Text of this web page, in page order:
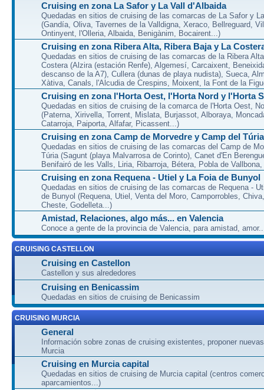
Cruising en zona La Safor y La Vall d'Albaida
Quedadas en sitios de cruising de las comarcas de La Safor y
(Gandía, Oliva, Tavernes de la Valldigna, Xeraco, Bellreguard,
Ontinyent, l'Olleria, Albaida, Benigànim, Bocairent...)
Cruising en zona Ribera Alta, Ribera Baja y La
Quedadas en sitios de cruising de las comarcas de la Ribera
Costera (Alzira (estación Renfe), Algemesí, Carcaixent,
descanso de la A7), Cullera (dunas de playa nudista), Sueca,
Xàtiva, Canals, l'Alcudia de Crespins, Moixent, la Font de la
Cruising en zona l'Horta Oest, l'Horta Nord y l'Horta
Quedadas en sitios de cruising de la comarca de l'Horta Oest,
(Paterna, Xirivella, Torrent, Mislata, Burjassot, Alboraya,
Catarroja, Paiporta, Alfafar, Picassent...)
Cruising en zona Camp de Morvedre y Camp del Túria
Quedadas en sitios de cruising de las comarcas del Camp de
Túria (Sagunt (playa Malvarrosa de Corinto), Canet d'En
Benifairó de les Valls, Liria, Ribarroja, Bétera, Pobla de
Cruising en zona Requena - Utiel y La Foia de Bunyol
Quedadas en sitios de cruising de las comarcas de Requena -
de Bunyol (Requena, Utiel, Venta del Moro, Camporrobles,
Cheste, Godelleta...)
Amistad, Relaciones, algo más... en Valencia
Conoce a gente de la provincia de Valencia, para amistad,
CRUISING CASTELLON
Cruising en Castellon
Castellon y sus alrededores
Cruising en Benicassim
Quedadas en sitios de cruising de Benicassim
CRUISING MURCIA
General
Información sobre zonas de cruising existentes, proponer
Murcia
Cruising en Murcia capital
Quedadas en sitios de cruising de Murcia capital (centros
aparcamientos...)